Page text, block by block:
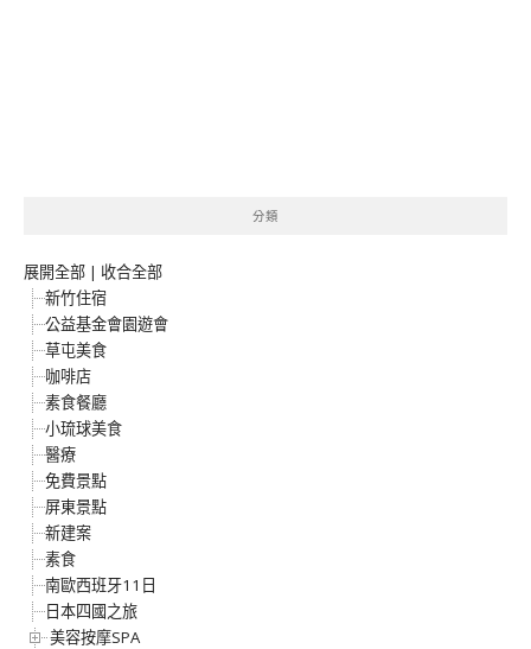
分類
展開全部 | 收合全部
新竹住宿
公益基金會園遊會
草屯美食
咖啡店
素食餐廳
小琉球美食
醫療
免費景點
屏東景點
新建案
素食
南歐西班牙11日
日本四國之旅
美容按摩SPA